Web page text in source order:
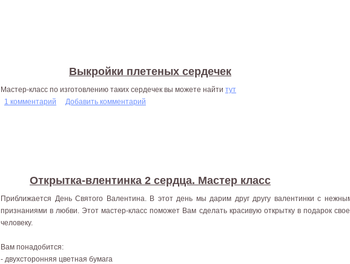
Выкройки плетеных сердечек
Мастер-класс по изготовлению таких сердечек вы можете найти тут
1 комментарий
Добавить комментарий
Открытка-влентинка 2 сердца. Мастер класс
Приближается День Святого Валентина. В этот день мы дарим друг другу валентинки с
признаниями в любви. Этот мастер-класс поможет Вам сделать красивую открытку в подарок
человеку.
Вам понадобится:
- двухсторонняя цветная бумага